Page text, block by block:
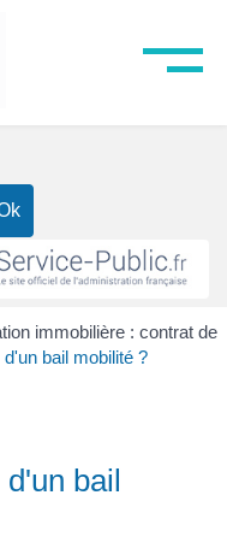
immobilière : contrat de
bail mobilité ?
bail